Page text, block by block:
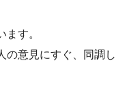
す。
の意見にすぐ、同調し